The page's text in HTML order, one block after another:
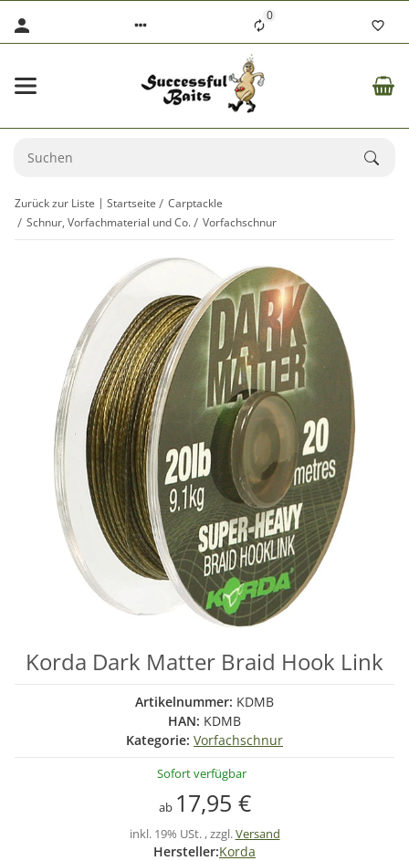
0
Zurück zur Liste Startseite
Carptackle
Schnur, Vorfachmaterial und Co.
Vorfachschnur
Korda Dark Matter Braid Hook Link
Artikelnummer: KDMB
HAN: KDMB
Kategorie: Vorfachschnur
Sofort verfügbar
ab 17,95 €
inkl. 19% USt. , zzgl.Versand
Hersteller:Korda